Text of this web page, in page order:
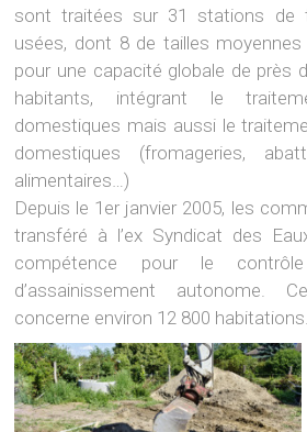
sont traitées sur 31 stations de
usées, dont 8 de tailles
pour une capacité globale de près
habitants, intégrant le
domestiques mais aussi le
domestiques (fromageries,
alimentaires…)
Depuis le 1er janvier 2005, les
transféré à l’ex Syndicat des
compétence pour le
d’assainissement autonome.
concerne environ 12 800 habitations.